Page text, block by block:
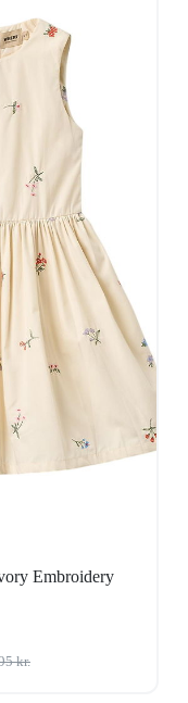
Embroidery
kr.